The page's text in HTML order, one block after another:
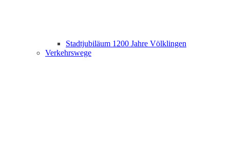
Stadtjubiläum 1200 Jahre Völklingen
Verkehrswege